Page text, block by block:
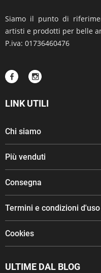
Siamo il punto di
artisti e prodotti per belle
P.iva: 01736460476
LINK UTILI
Chi siamo
Più venduti
Consegna
Termini e condizioni d'uso
Cookies
ULTIME DAL BLOG